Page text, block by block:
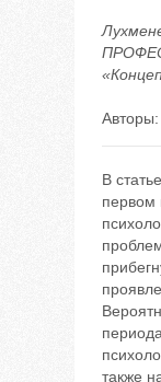
Авторы:
В
первом
также